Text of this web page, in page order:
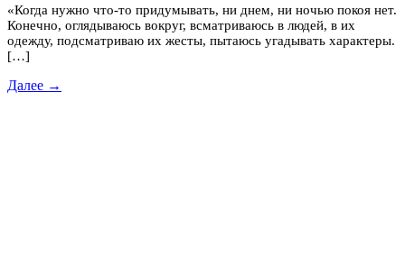
«Когда нужно что-то придумывать, ни днем, ни ночью покоя нет.
Конечно, оглядываюсь вокруг, всматриваюсь в людей, в их
одежду, подсматриваю их жесты, пытаюсь угадывать характеры.
[…]
Далее →